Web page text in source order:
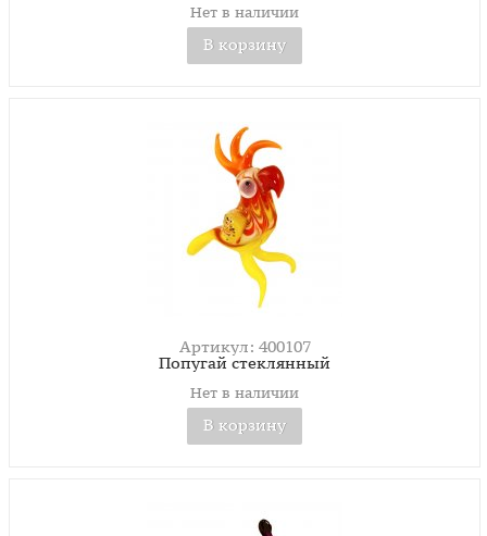
Нет в наличии
В корзину
Артикул: 400107
Попугай стеклянный
Нет в наличии
В корзину